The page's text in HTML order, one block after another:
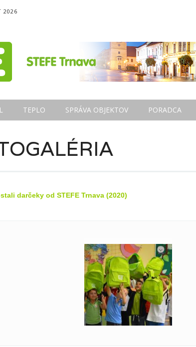
2026
menu
TEPLO SPRÁVA OBJEKTOV PORADCA
darčeky od STEFE Trnava (2020)